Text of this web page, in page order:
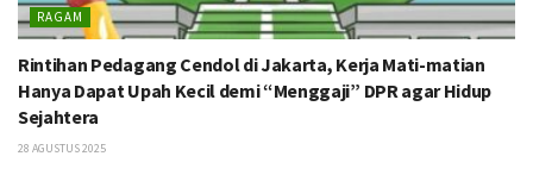
RAGAM
Rintihan Pedagang Cendol di Jakarta, Kerja Mati-matian
Hanya Dapat Upah Kecil demi “Menggaji” DPR agar Hidup
Sejahtera
28 AGUSTUS 2025